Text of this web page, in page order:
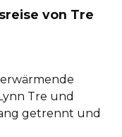
von Tre
Tre und
getrennt und